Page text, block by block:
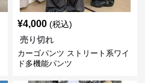
¥4,000 (税込)
売り切れ
カーゴパンツ ストリート系ワイ
ド多機能パンツ